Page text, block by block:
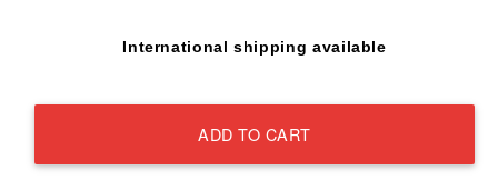
International shipping available
ADD TO CART